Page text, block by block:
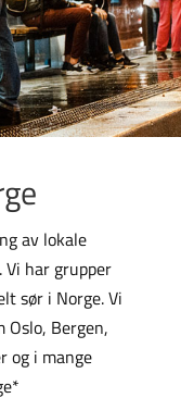
av lokale
har grupper
sør i Norge. Vi
Oslo, Bergen,
og i mange